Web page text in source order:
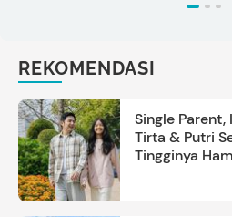
REKOMENDASI
Single
Tirta & Putri
Tingginya